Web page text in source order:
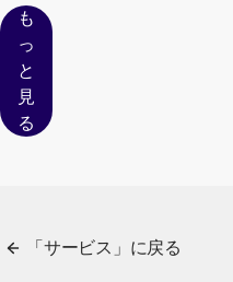
も
っ
と
見
る
「サービス」に戻る